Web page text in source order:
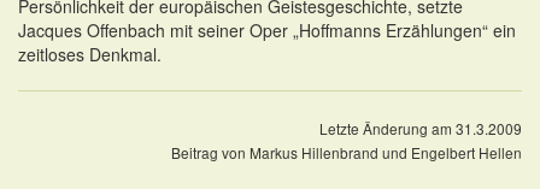
Persönlichkeit der europäischen Geistesgeschichte, setzte
Jacques Offenbach mit seiner Oper „Hoffmanns Erzählungen“ ein
zeitloses Denkmal.
Letzte Änderung am 31.3.2009
Beitrag von Markus Hillenbrand und Engelbert Hellen